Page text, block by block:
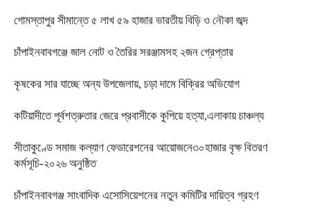
গোমস্তাপুর সীমান্তে ৫ লাখ ৫৯ হাজার ভারতীয় বিড়ি ও নৌকা জব্দ
চাঁপাইনবাবগঞ্জে জাল নোট ও তৈরির সরঞ্জামসহ ২জন গ্রেপ্তার
কৃষকের সার যাচ্ছে অন্য উপজেলায়, চড়া দামে বিক্রির অভিযোগ
কটিয়াদীতে পূর্বশত্রুতার জেরে প্রবাসীকে কুপিয়ে হত্যা,এলাকায় চাঞ্চল্য
সীতাকুণ্ডে সমাজ কল্যাণ ফেডারেশনের আয়োজনে৩০হাজার বৃক্ষ বিতরণ
কর্মসূচি-২০২৬ অনুষ্ঠিত
চাঁপাইনবাবগঞ্জ সাংবাদিক এসোসিয়েশনের নতুন কমিটির দায়িত্ব গ্রহণ